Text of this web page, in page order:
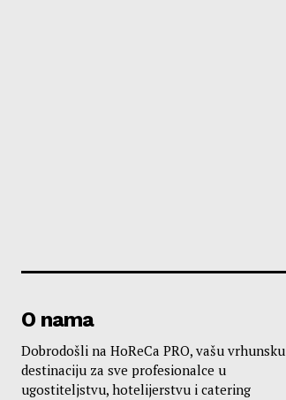
O nama
Dobrodošli na HoReCa PRO, vašu vrhunsku
destinaciju za sve profesionalce u
ugostiteljstvu, hotelijerstvu i catering